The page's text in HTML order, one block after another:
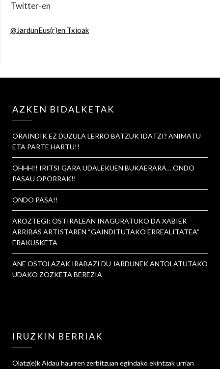
Twitter-en
@JardunEus(r)en Txioak
AZKEN BIDALKETAK
ORAINDIK EZ DUZULA LERRO BATZUK IDATZI? ANIMATU
ETA PARTE HARTU!!
OHHH!! IRITSI GARA UDALEKUEN BUKAERARA… ONDO
PASAU OPORRAK!!
ONDO PASA!!
AROZTEGI: OSTIRALEAN INAGURATUKO DA XABIER
ARRIBAS ARTISTAREN “GAINDITUTAKO ERREALITATEA”
ERAKUSKETA
ANE OSTOLAZAK IRABAZI DU JARDUNEK ANTOLATUTAKO
UDAKO ZOZKETA BEREZIA
IRUZKIN BERRIAK
Olatz(e)kAidau haurren zerbitzuan egindako ekintzak urrian